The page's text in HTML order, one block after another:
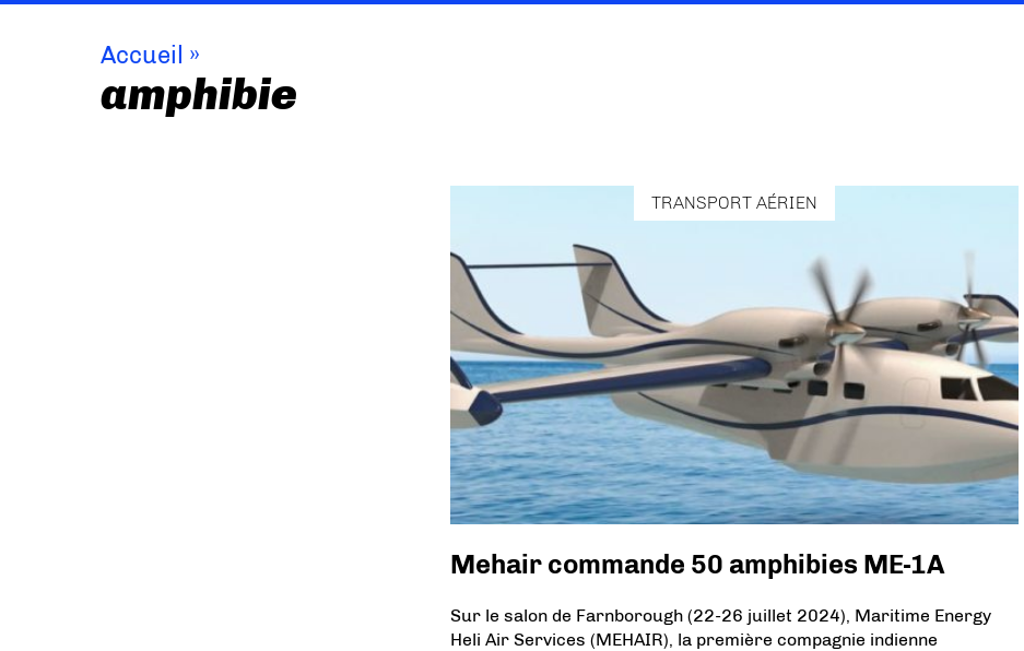
Accueil »
amphibie
TRANSPORT AÉRIEN
Mehair commande 50 amphibies ME-1A
Sur le salon de Farnborough (22-26 juillet 2024), Maritime Energy
Heli Air Services (MEHAIR), la première compagnie indienne